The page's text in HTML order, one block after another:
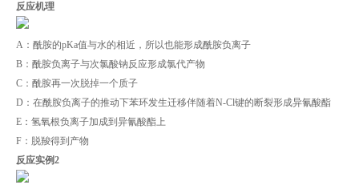
反应机理
A：酰胺的pKa值与水的相近，所以也能形成酰胺负离子
B：酰胺负离子与次氯酸钠反应形成氯代产物
C：酰胺再一次脱掉一个质子
D：在酰胺负离子的推动下苯环发生迁移伴随着N-Cl键的断裂形成异氰酸酯
E：氢氧根负离子加成到异氰酸酯上
F：脱羧得到产物
反应实例2